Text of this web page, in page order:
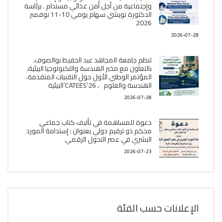
وإجتماعية من أجل أمن غذائي مستدام . برئاسة
الدكتورة نويشي سهام يومي 10-11 نوفمبر
2026
2026-07-28
تنظم جامعة المجاهد عبد الحفيظ بوالصوف،
بالتعاون مع مخبر الھندسة والتكنولوجيا البیئیة،
المؤتمر الوطني الأول حول التقنيات المتقدمة،
الھندسة والعلوم ، CATEES’26’البیئية
2026-07-28
دعوة للمساهمة في تأليف كتاب جماعي
محكم ذو ترقيم دولي بعنوان : إستدامة المورد
البشري في عصر التحول الرقمي
2026-07-23
الإعلانات حسب الفئة